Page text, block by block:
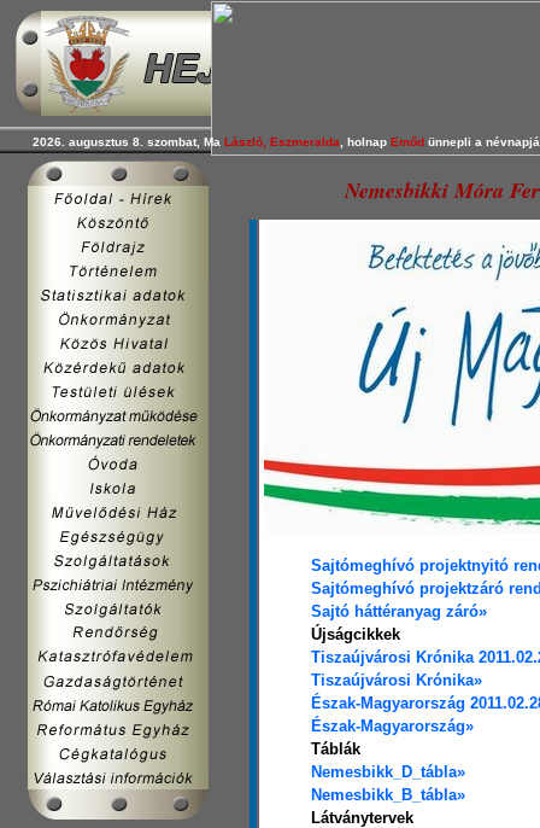
Nemesbikki Móra
Sajtómeghívó projektnyitó
Sajtómeghívó projektzáró
Sajtó háttéranyag záró»
Újságcikkek
Tiszaújvárosi Krónika
Tiszaújvárosi Krónika»
Észak-Magyarország
Észak-Magyarország»
Táblák
Nemesbikk_D_tábla»
Nemesbikk_B_tábla»
Látványtervek
2026. augusztus 8. szombat, Ma László, Eszmeralda , holnap Emőd ünnepli a